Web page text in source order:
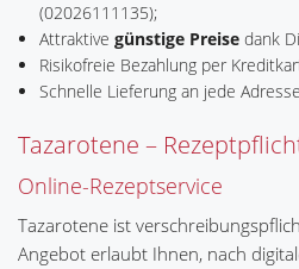
(02026111135);
Attraktive günstige Preisedank
Risikofreie Bezahlung per
Schnelle Lieferung an jede
Tazarotene –
Online-Rezeptservice
Tazarotene ist
Angebot erlaubt Ihnen, nach